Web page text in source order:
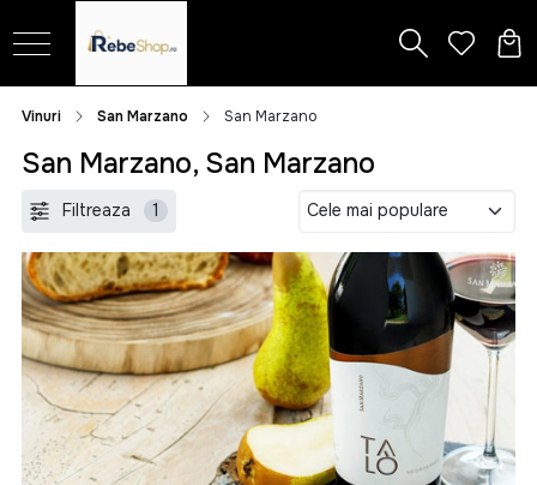
Vinuri San Marzano San Marzano
San Marzano, San Marzano
Filtreaza 1